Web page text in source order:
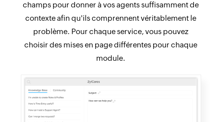
champs pour donner à vos agents suffisamment de
contexte afin qu'ils comprennent véritablement le
problème. Pour chaque service, vous pouvez
choisir des mises en page différentes pour chaque
module.